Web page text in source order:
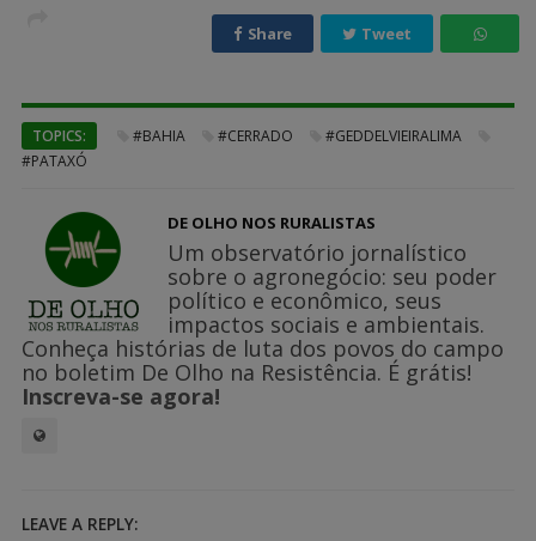
Share Tweet
TOPICS: #BAHIA #CERRADO
#GEDDELVIEIRALIMA
#PATAXÓ
DE OLHO NOS RURALISTAS
Um observatório jornalístico
sobre o agronegócio: seu poder
político e econômico, seus
impactos sociais e ambientais.
Conheça histórias de luta dos povos do campo
no boletim De Olho na Resistência. É grátis!
Inscreva-se agora!
LEAVE A REPLY: